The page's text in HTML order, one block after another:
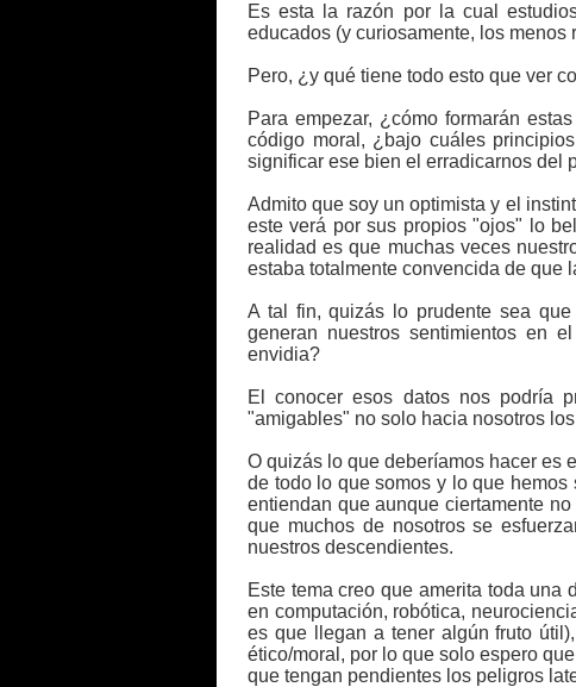
Es esta la razón por la cual
educados (y curiosamente, los menos
Pero, ¿y qué tiene todo esto que ver
Para empezar, ¿cómo formarán
código moral, ¿bajo cuáles
significar ese bien el erradicarnos del
Admito que soy un optimista y el
este verá por sus propios "ojos" lo
realidad es que muchas veces
estaba totalmente convencida de que
A tal fin, quizás lo prudente sea
generan nuestros sentimientos en
envidia?
El conocer esos datos nos podría
"amigables" no solo hacia nosotros
O quizás lo que deberíamos hacer es
de todo lo que somos y lo que
entiendan que aunque ciertamente
que muchos de nosotros se
nuestros descendientes.
Este tema creo que amerita toda
en computación, robótica,
es que llegan a tener algún fruto
ético/moral, por lo que solo espero
que tengan pendientes los peligros